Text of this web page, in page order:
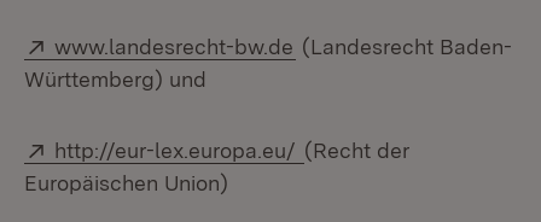
Extern:
www.landesrecht-bw.de (Öffnet in neuem
(Landesrecht Baden-
Württemberg) und
Extern:
http://eur-lex.europa.eu/ (Öffnet in neuem
(Recht der
Europäischen Union)